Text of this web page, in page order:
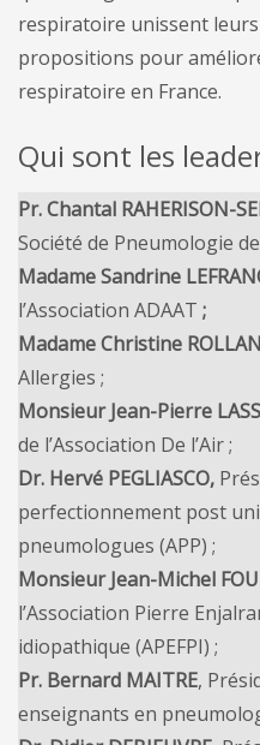
respiratoire unissent
propositions pour
respiratoire en France.
Qui sont les
Pr. Chantal RAHERISON-
Société de Pneumologie
Madame Sandrine
l’Association ADAAT ;
Madame Christine
Allergies ;
Monsieur Jean-Pierre
de l’Association De l’Air ;
Dr. Hervé PEGLIASCO,
perfectionnement post
pneumologues (APP) ;
Monsieur Jean-Michel
l’Association Pierre
idiopathique (APEFPI) ;
Pr. Bernard MAITRE,
enseignants en